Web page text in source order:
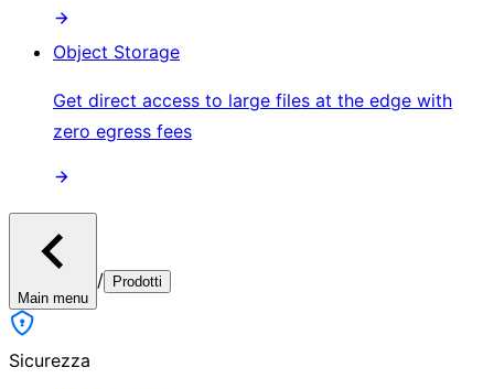
Object Storage
Get direct access to large files at the edge with
zero egress fees
Main menu
/ Prodotti
Sicurezza